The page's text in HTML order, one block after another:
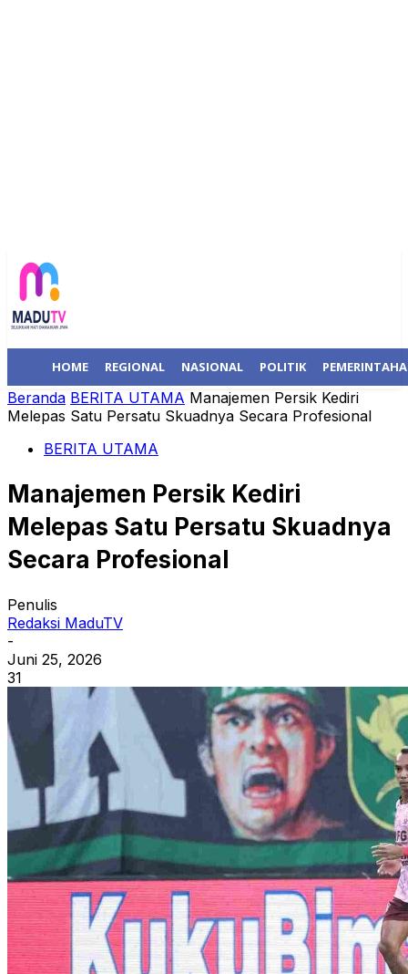
HOME REGIONAL NASIONAL POLITIK
Beranda BERITA UTAMA Manajemen Persik Kediri
Melepas Satu Persatu Skuadnya Secara Profesional
BERITA UTAMA
Manajemen Persik Kediri
Melepas Satu Persatu Skuadnya
Secara Profesional
Penulis
Redaksi MaduTV
-
Juni 25, 2026
31